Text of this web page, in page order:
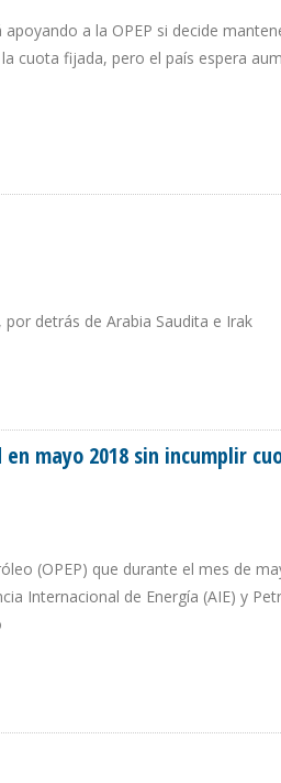
a la OPEP si decide
cuota fijada, pero el país espera
detrás de Arabia Saudita e Irak
mayo 2018 sin incumplir
(OPEP) que durante el mes de
Internacional de Energía (AIE) y